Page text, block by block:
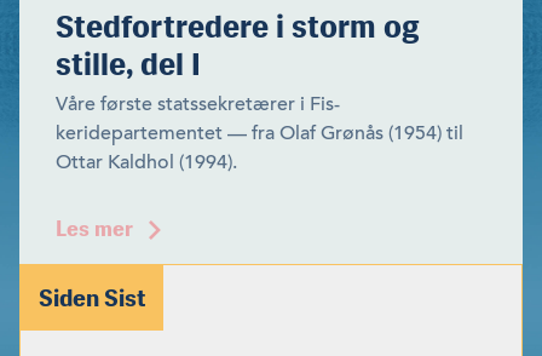
Stedfortredere i storm og
stille, del I
Våre første statssekretærer i Fis­
keridepartementet — fra Olaf Grønås (1954) til
Ottar Kaldhol (1994).
Les mer
Siden Sist